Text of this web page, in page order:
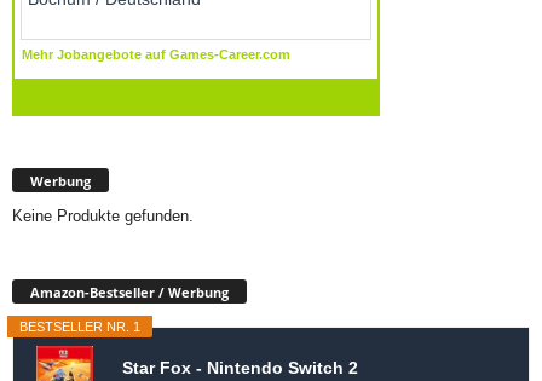
Werbung
Keine Produkte gefunden.
Amazon-Bestseller / Werbung
BESTSELLER NR. 1
Star Fox - Nintendo Switch 2